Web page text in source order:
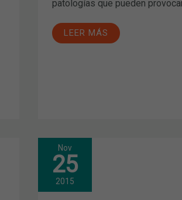
patologías que pueden
LEER MÁS
Nov
25
2015
CIRCULAR
FARMACÉUTICA:
INTERPRETACIÓN
DEL
ELECTROCARDIOGRAMA,